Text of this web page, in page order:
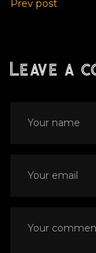
Prev post
Leave a